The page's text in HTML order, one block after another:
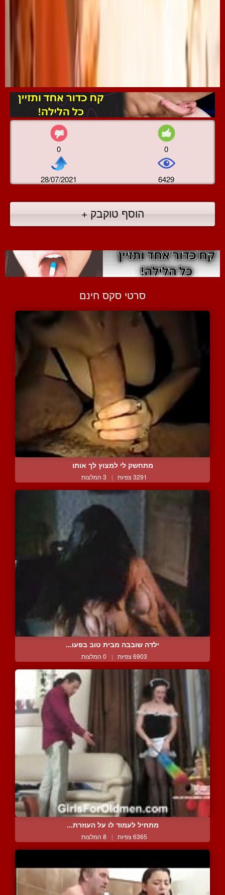
0 0
28/07/2021 6429
הוסף טוקבק +
סרטי סקס חינם
מתחשק לי למצוץ לך אותו
3291 צפיות | 3 המלצות
ילדה שובבה מבית טוב בפעו...
6903 צפיות | 0 המלצות
מתחיל לעמוד לו על העוזרת...
6365 צפיות | 8 המלצות